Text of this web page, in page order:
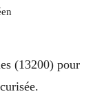
(13200) pour